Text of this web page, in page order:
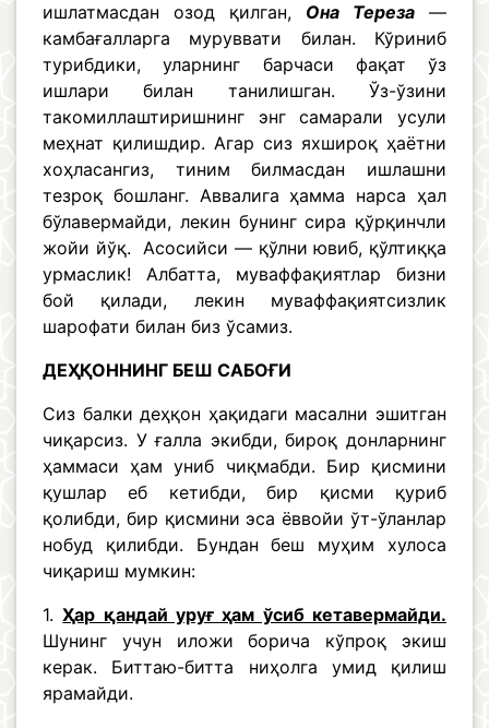
ишлатмасдан озод қилган, Она Тереза —
камбағалларга муруввати билан. Кўриниб
турибдики, уларнинг барчаси фақат ўз
ишлари билан танилишган. Ўз-ўзини
такомиллаштиришнинг энг самарали усули
меҳнат қилишдир. Агар сиз яхшироқ ҳаётни
хоҳласангиз, тиним билмасдан ишлашни
тезроқ бошланг. Аввалига ҳамма нарса ҳал
бўлавермайди, лекин бунинг сира қўрқинчли
жойи йўқ. Асосийси — қўлни ювиб, қўлтиққа
урмаслик! Албатта, муваффақиятлар бизни
бой қилади, лекин муваффақиятсизлик
шарофати билан биз ўсамиз.
ДЕҲҚОННИНГ БЕШ САБОҒИ
Сиз балки деҳқон ҳақидаги масални эшитган
чиқарсиз. У ғалла экибди, бироқ донларнинг
ҳаммаси ҳам униб чиқмабди. Бир қисмини
қушлар еб кетибди, бир қисми қуриб
қолибди, бир қисмини эса ёввойи ўт-ўланлар
нобуд қилибди. Бундан беш муҳим хулоса
чиқариш мумкин:
1.Ҳар қандай уруғ ҳам ўсиб кетавермайди.
Шунинг учун иложи борича кўпроқ экиш
керак. Биттаю-битта ниҳолга умид қилиш
ярамайди.